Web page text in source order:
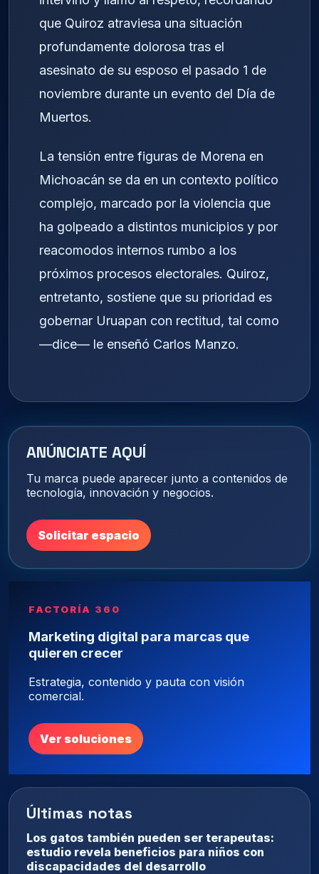
que Quiroz atraviesa una situación
profundamente dolorosa tras el
asesinato de su esposo el pasado 1 de
noviembre durante un evento del Día de
Muertos.
La tensión entre figuras de Morena en
Michoacán se da en un contexto político
complejo, marcado por la violencia que
ha golpeado a distintos municipios y por
reacomodos internos rumbo a los
próximos procesos electorales. Quiroz,
entretanto, sostiene que su prioridad es
gobernar Uruapan con rectitud, tal como
—dice— le enseñó Carlos Manzo.
ANÚNCIATE AQUÍ
Tu marca puede aparecer junto a contenidos de
tecnología, innovación y negocios.
Solicitar espacio
FACTORÍA 360
Marketing digital para marcas que
quieren crecer
Estrategia, contenido y pauta con visión
comercial.
Ver soluciones
Últimas notas
Los gatos también pueden ser terapeutas:
estudio revela beneficios para niños con
discapacidades del desarrollo